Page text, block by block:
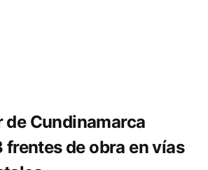
de Cundinamarca
frentes de obra en vías